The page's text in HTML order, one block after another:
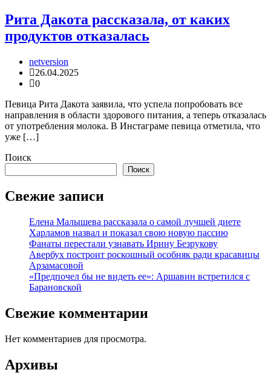
Рита Дакота рассказала, от каких
продуктов отказалась
netversion
26.04.2025
0
Певица Рита Дакота заявила, что успела попробовать все
направления в области здорового питания, а теперь отказалась
от употребления молока. В Инстаграме певица отметила, что
уже […]
Поиск
Поиск
Свежие записи
Елена Малышева рассказала о самой лучшей диете
Харламов назвал и показал свою новую пассию
Фанаты перестали узнавать Ирину Безрукову
Авербух построит роскошный особняк ради красавицы
Арзамасовой
«Предпочел бы не видеть ее»: Аршавин встретился с
Барановской
Свежие комментарии
Нет комментариев для просмотра.
Архивы